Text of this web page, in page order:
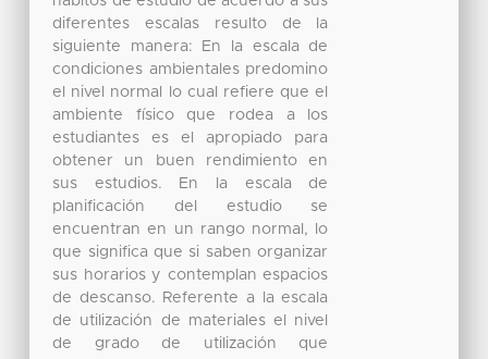
diferentes escalas resulto de la
siguiente manera: En la escala de
condiciones ambientales predomino
el nivel normal lo cual refiere que el
ambiente físico que rodea a los
estudiantes es el apropiado para
obtener un buen rendimiento en
sus estudios. En la escala de
planificación del estudio se
encuentran en un rango normal, lo
que significa que si saben organizar
sus horarios y contemplan espacios
de descanso. Referente a la escala
de utilización de materiales el nivel
de grado de utilización que